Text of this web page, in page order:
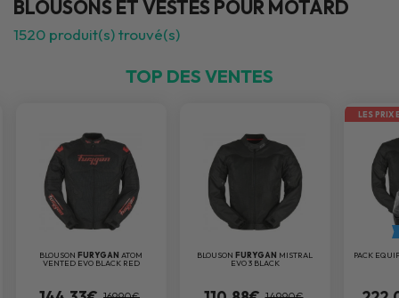
BLOUSONS ET VESTES POUR MOTARD
1520 produit(s) trouvé(s)
TOP DES VENTES
BLOUSON FURYGAN ATOM
VENTED EVO BLACK RED
BLOUSON FURYGAN MISTRAL
EVO 3 BLACK
LES PRIX
PACK